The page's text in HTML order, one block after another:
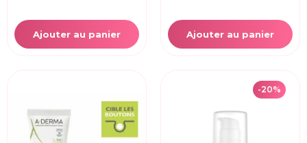
Ajouter au panier Ajouter au panier
-20%